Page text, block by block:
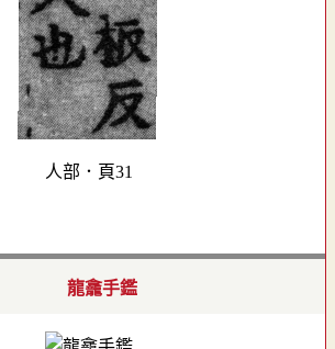
人部．頁31
龍龕手鑑